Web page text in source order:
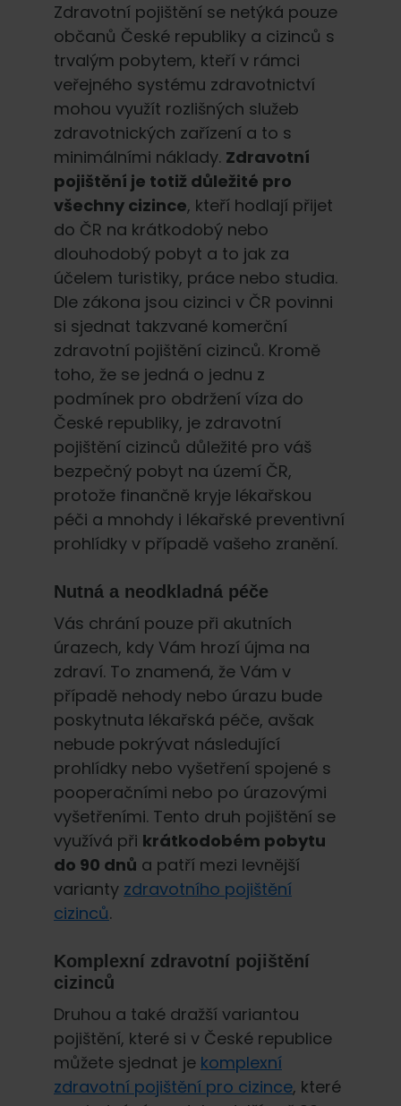
Zdravotní pojištění se netýká pouze
občanů České republiky a cizinců s
trvalým pobytem, kteří v rámci
veřejného systému zdravotnictví
mohou využít rozlišných služeb
zdravotnických zařízení a to s
minimálními náklady. Zdravotní
pojištění je totiž důležité pro
všechny cizince, kteří hodlají přijet
do ČR na krátkodobý nebo
dlouhodobý pobyt a to jak za
účelem turistiky, práce nebo studia.
Dle zákona jsou cizinci v ČR povinni
si sjednat takzvané komerční
zdravotní pojištění cizinců. Kromě
toho, že se jedná o jednu z
podmínek pro obdržení víza do
České republiky, je zdravotní
pojištění cizinců důležité pro váš
bezpečný pobyt na území ČR,
protože finančně kryje lékařskou
péči a mnohdy i lékařské preventivní
prohlídky v případě vašeho zranění.
Nutná a neodkladná péče
Vás chrání pouze při akutních
úrazech, kdy Vám hrozí újma na
zdraví. To znamená, že Vám v
případě nehody nebo úrazu bude
poskytnuta lékařská péče, avšak
nebude pokrývat následující
prohlídky nebo vyšetření spojené s
pooperačními nebo po úrazovými
vyšetřeními. Tento druh pojištění se
využívá při krátkodobém pobytu
do 90 dnů a patří mezi levnější
varianty zdravotního pojištění
cizinců.
Komplexní zdravotní pojištění
cizinců
Druhou a také dražší variantou
pojištění, které si v České republice
můžete sjednat je komplexní
zdravotní pojištění pro cizince, které